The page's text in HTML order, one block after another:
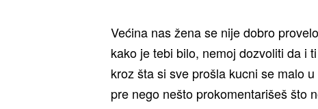
Većina nas žena se nije dobro
kako je tebi bilo, nemoj dozvoliti da i
kroz šta si sve prošla kucni se malo
pre nego nešto prokomentarišeš što